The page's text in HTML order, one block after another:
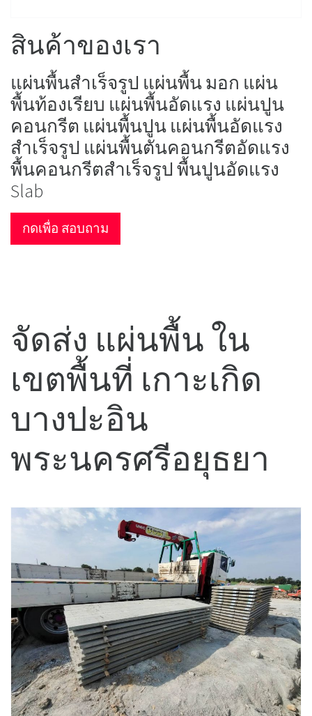
สินค้าของเรา
แผ่นพื้นสำเร็จรูป แผ่นพื้น มอก แผ่น
พื้นท้องเรียบ แผ่นพื้นอัดแรง แผ่นปูน
คอนกรีต แผ่นพื้นปูน แผ่นพื้นอัดแรง
สำเร็จรูป แผ่นพื้นตันคอนกรีตอัดแรง
พื้นคอนกรีตสำเร็จรูป พื้นปูนอัดแรง
Slab
กดเพื่อ สอบถาม
จัดส่ง แผ่นพื้น ใน
เขตพื้นที่ เกาะเกิด
บางปะอิน
พระนครศรีอยุธยา